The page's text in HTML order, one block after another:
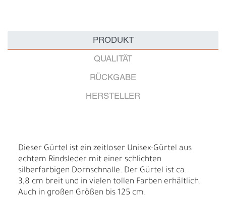
PRODUKT
QUALITÄT
RÜCKGABE
HERSTELLER
Dieser Gürtel ist ein zeitloser Unisex-Gürtel aus
echtem Rindsleder mit einer schlichten
silberfarbigen Dornschnalle. Der Gürtel ist ca.
3,8 cm breit und in vielen tollen Farben erhältlich.
Auch in großen Größen bis 125 cm.